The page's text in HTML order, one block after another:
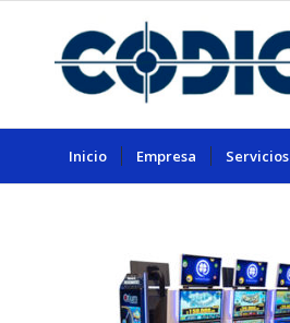
Inicio Empresa Servicios